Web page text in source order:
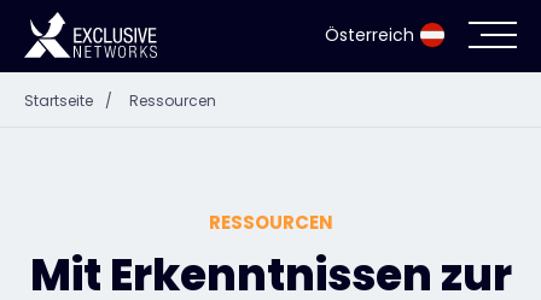
Österreich
Ressourcen
Startseite / Ressourcen
RESSOURCEN
Mit Erkenntnissen zur